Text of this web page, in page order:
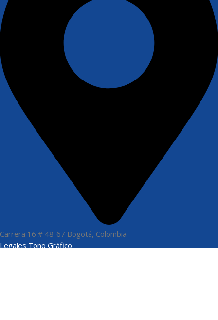
Carrera 16 # 48-67 Bogotá, Colombia
Legales Tono Gráfico